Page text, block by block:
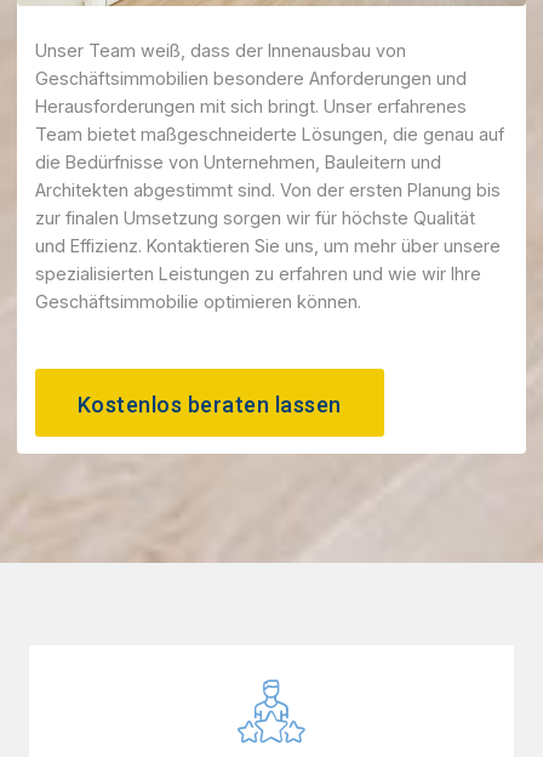
Unser Team weiß, dass der Innenausbau von
Geschäftsimmobilien besondere Anforderungen und
Herausforderungen mit sich bringt. Unser erfahrenes
Team bietet maßgeschneiderte Lösungen, die genau auf
die Bedürfnisse von Unternehmen, Bauleitern und
Architekten abgestimmt sind. Von der ersten Planung bis
zur finalen Umsetzung sorgen wir für höchste Qualität
und Effizienz. Kontaktieren Sie uns, um mehr über unsere
spezialisierten Leistungen zu erfahren und wie wir Ihre
Geschäftsimmobilie optimieren können.
Kostenlos beraten lassen